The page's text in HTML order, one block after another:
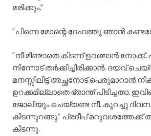
മരിക്കും.”
“പിന്നെ മോന്റെ ദേഹത്തു ഞാൻ
“നീ മിണ്ടാതെ കിടന്ന് ഉറങ്ങാൻ
നിന്നോട് തർക്കിച്ചിരിക്കാൻ. ദയവ്
മനസ്സിലിട്ട് അച്ഛനോട് പെരുമാറാൻ
ഉറക്കമില്ലാതെ ഭ്രാന്ത് പിടിച്ചതാ.
ജോലിയും ചെയ്യണ്ട നീ. കുറച്ചു
കിടന്നുറങ്ങു.” പ്രദീപ് മറുവശത്തേക്ക്
കിടന്നു.